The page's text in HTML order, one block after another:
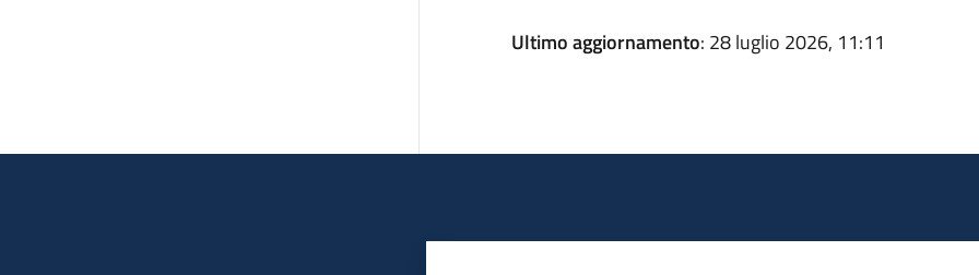
Ultimo aggiornamento: 28 luglio 2026, 11:11